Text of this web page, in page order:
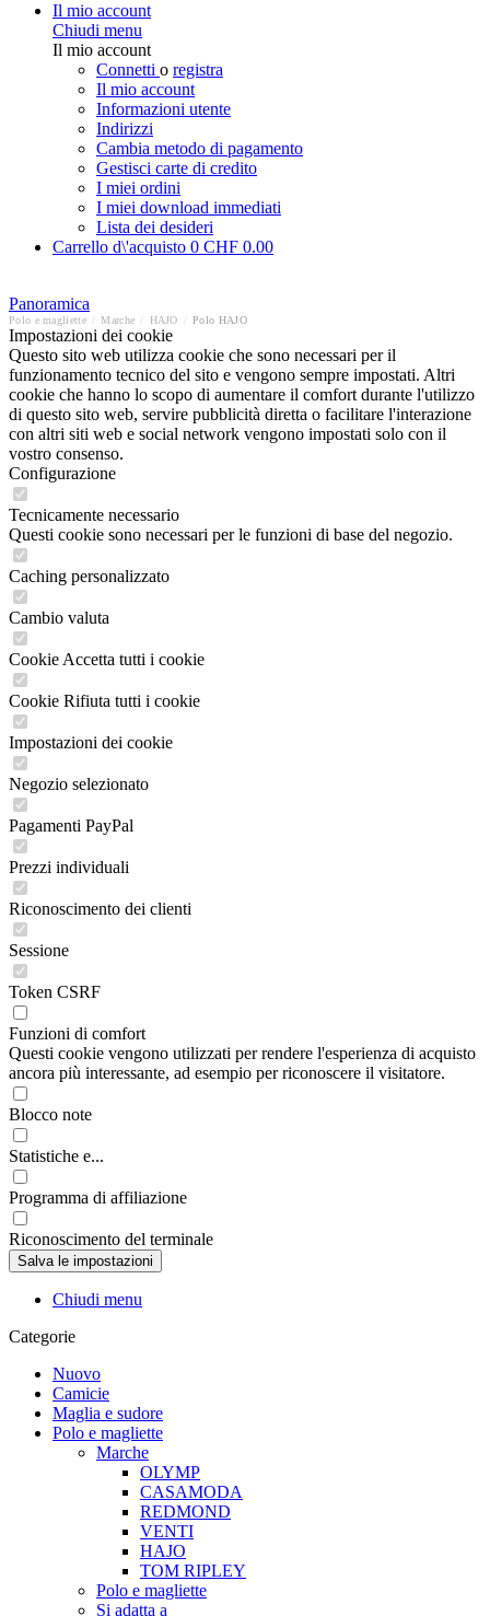
Il mio account
Chiudi menu
Il mio account
Connetti o registra
Il mio account
Informazioni utente
Indirizzi
Cambia metodo di pagamento
Gestisci carte di credito
I miei ordini
I miei download immediati
Lista dei desideri
Carrello d\'acquisto 0 CHF 0.00
Panoramica
Polo e magliette Marche HAJO Polo HAJO
Impostazioni dei cookie
Questo sito web utilizza cookie che sono necessari per il
funzionamento tecnico del sito e vengono sempre impostati. Altri
cookie che hanno lo scopo di aumentare il comfort durante l'utilizzo
di questo sito web, servire pubblicità diretta o facilitare l'interazione
con altri siti web e social network vengono impostati solo con il
vostro consenso.
Configurazione
Tecnicamente necessario
Questi cookie sono necessari per le funzioni di base del negozio.
Caching personalizzato
Cambio valuta
Cookie Accetta tutti i cookie
Cookie Rifiuta tutti i cookie
Impostazioni dei cookie
Negozio selezionato
Pagamenti PayPal
Prezzi individuali
Riconoscimento dei clienti
Sessione
Token CSRF
Funzioni di comfort
Questi cookie vengono utilizzati per rendere l'esperienza di acquisto
ancora più interessante, ad esempio per riconoscere il visitatore.
Blocco note
Statistiche e...
Programma di affiliazione
Riconoscimento del terminale
Chiudi menu
Categorie
Nuovo
Camicie
Maglia e sudore
Polo e magliette
Marche
OLYMP
CASAMODA
REDMOND
VENTI
HAJO
TOM RIPLEY
Polo e magliette
Si adatta a